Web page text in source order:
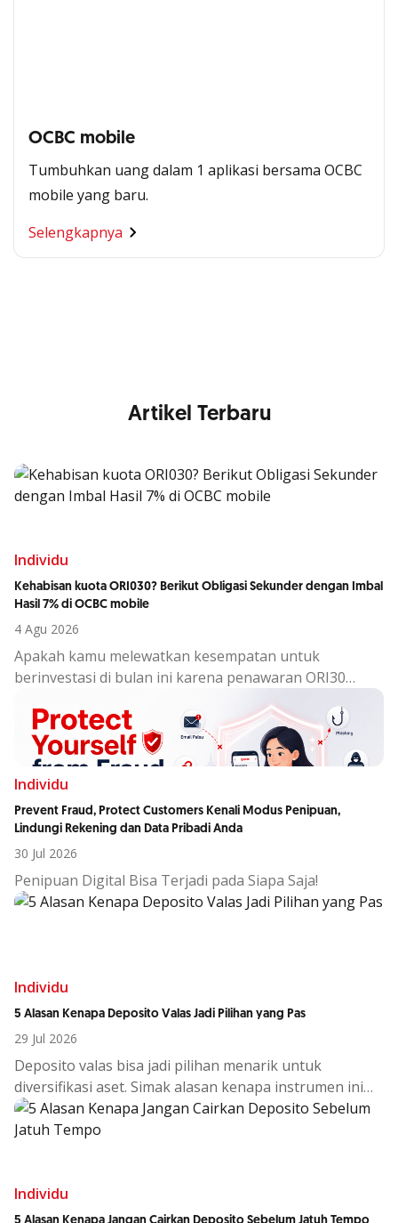
OCBC mobile
Tumbuhkan uang dalam 1 aplikasi bersama OCBC
mobile yang baru.
Selengkapnya
Segala Kemudahan Ada
di Satu Genggaman
Artikel Terbaru
Individu
Kehabisan kuota ORI030? Berikut Obligasi Sekunder dengan Imbal
Hasil 7% di OCBC mobile
4 Agu 2026
Apakah kamu melewatkan kesempatan untuk
berinvestasi di bulan ini karena penawaran ORI30
Individu
Prevent Fraud, Protect Customers Kenali Modus Penipuan,
Lindungi Rekening dan Data Pribadi Anda
30 Jul 2026
Penipuan Digital Bisa Terjadi pada Siapa Saja!
Individu
5 Alasan Kenapa Deposito Valas Jadi Pilihan yang Pas
29 Jul 2026
Deposito valas bisa jadi pilihan menarik untuk
diversifikasi aset. Simakalasan kenapa instrumen ini
cocokditengahkondisiekono
Individu